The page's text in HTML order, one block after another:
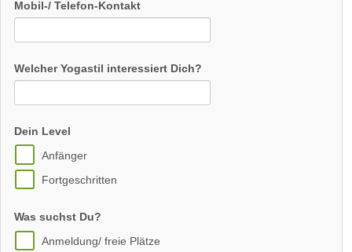
Mobil-/ Telefon-Kontakt
Welcher Yogastil interessiert Dich?
Dein Level
Anfänger
Fortgeschritten
Was suchst Du?
Anmeldung/ freie Plätze